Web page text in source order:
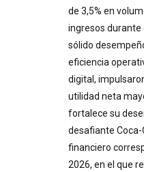
de 3,5% en
ingresos durante
sólido
eficiencia
digital,
utilidad neta
fortalece su
desafiante
financiero
2026, en el que